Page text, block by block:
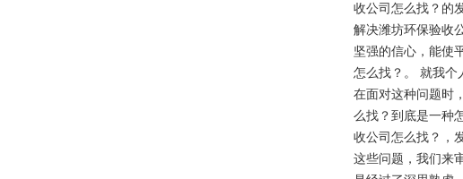
收公司怎么找？的
解决潍坊环保验收
坚强的信心，能使
怎么找？。 就我个
在面对这种问题时
么找？到底是一种
收公司怎么找？，
这些问题，我们来